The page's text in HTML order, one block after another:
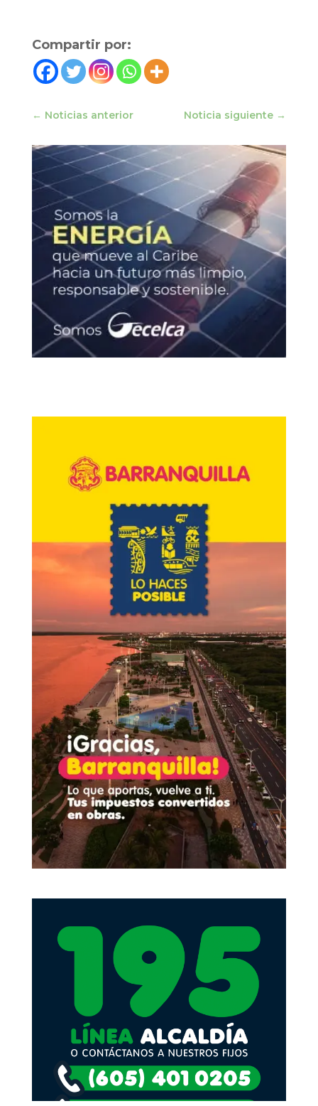
Compartir por:
← Noticias anterior Noticia siguiente →